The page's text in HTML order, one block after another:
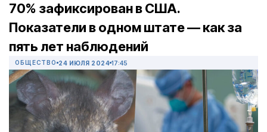
70% зафиксирован в США.
Показатели в одном штате — как за
пять лет наблюдений
ОБЩЕСТВО 24 ИЮЛЯ 2024 17:45